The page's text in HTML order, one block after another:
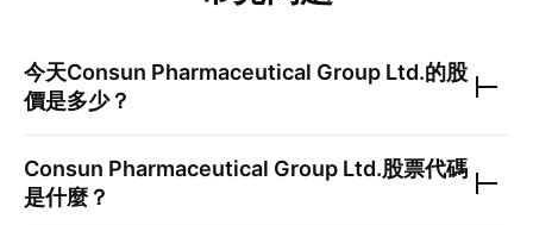
今天Consun Pharmaceutical Group Ltd.的股
價是多少？
Consun Pharmaceutical Group Ltd.股票代碼
是什麼？